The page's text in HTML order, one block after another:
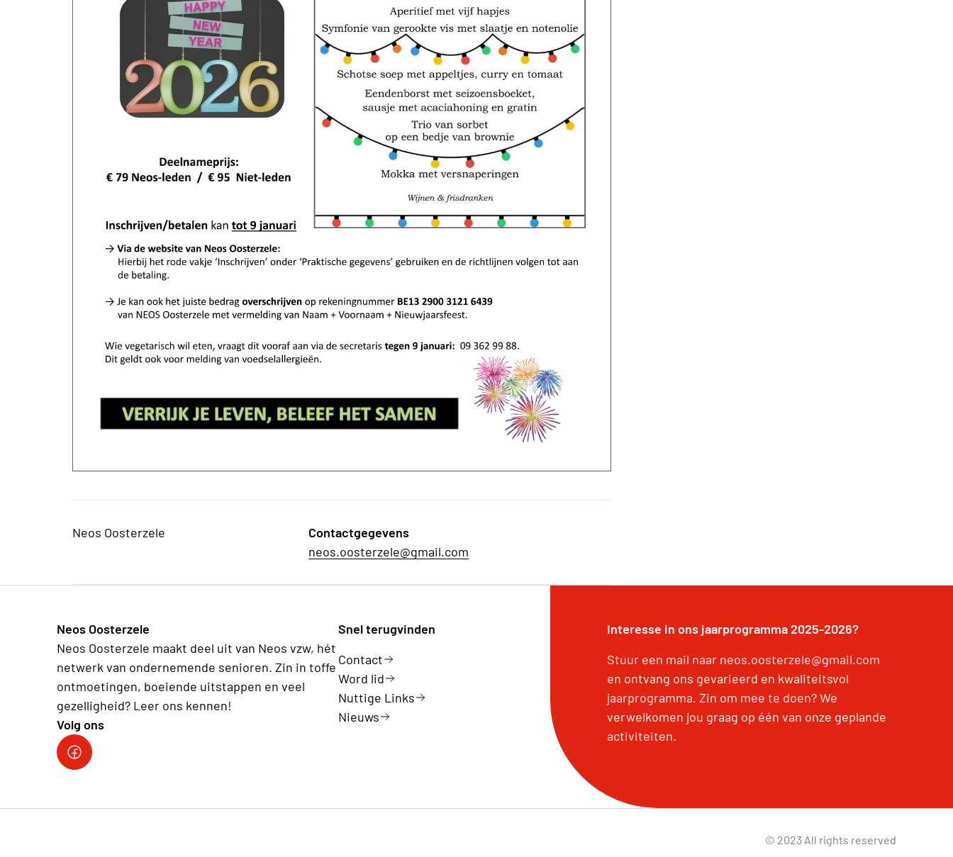
Neos Oosterzele
Contactgegevens
neos.oosterzele@gmail.com
Neos Oosterzele
Neos Oosterzele maakt deel uit van Neos vzw, hét
netwerk van ondernemende senioren. Zin in toffe
ontmoetingen, boeiende uitstappen en veel
gezelligheid? Leer ons kennen!
Volg ons
Neos DiNA
Snel terugvinden
Contact
Word lid
Nuttige Links
Nieuws
Interesse in ons jaarprogramma 2025-2026?
Stuur een mail naar neos.oosterzele@gmail.com
en ontvang ons gevarieerd en kwaliteitsvol
jaarprogramma. Zin om mee te doen? We
verwelkomen jou graag op één van onze geplande
activiteiten.
© 2023 All rights reserved